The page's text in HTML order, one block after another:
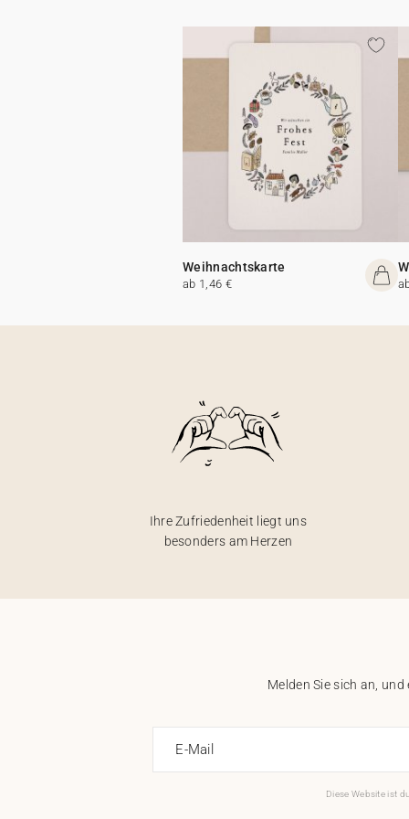
Weihnachtskarte
ab 1,46 €
Ihre Zufriedenheit liegt uns
besonders am Herzen
Melden Sie sich an,
E-Mail
Diese Website ist